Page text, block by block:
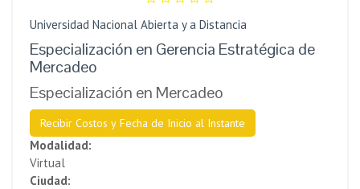
Universidad Nacional Abierta y a Distancia
Especialización en Gerencia Estratégica de
Mercadeo
Especialización en Mercadeo
Recibir Costos y Fecha de Inicio al Instante
Modalidad:
Virtual
Ciudad: